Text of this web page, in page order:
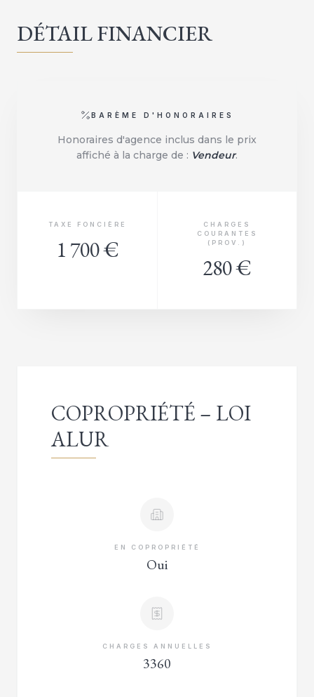
DÉTAIL FINANCIER
BARÈME D'HONORAIRES
Honoraires d'agence inclus dans le prix
affiché à la charge de : Vendeur.
TAXE FONCIÈRE
1 700 €
CHARGES
COURANTES
(PROV.)
280 €
COPROPRIÉTÉ – LOI
ALUR
EN COPROPRIÉTÉ
Oui
CHARGES ANNUELLES
3360